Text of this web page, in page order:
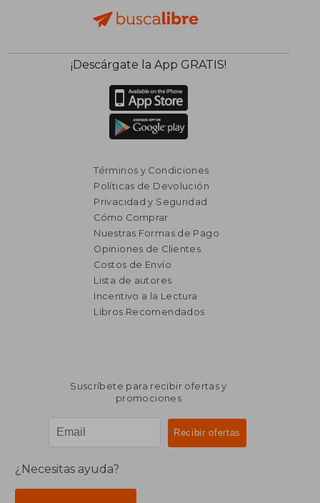
¡Descárgate la App GRATIS!
Términos y Condiciones
Políticas de Devolución
Privacidad y Seguridad
Cómo Comprar
Nuestras Formas de Pago
Opiniones de Clientes
Costos de Envío
Lista de autores
Incentivo a la Lectura
Libros Recomendados
Suscríbete para recibir ofertas y
promociones
¿Necesitas ayuda?